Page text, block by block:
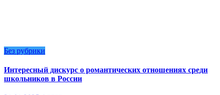
Без рубрики
Интересный дискурс о романтических отношениях среди
школьников в России